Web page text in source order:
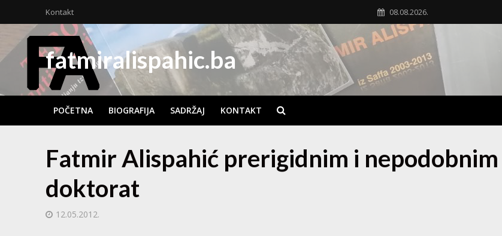
Kontakt 08.08.2026.
fatmiralispahic.ba
POČETNA BIOGRAFIJA SADRŽAJ KONTAKT
Fatmir Alispahić prerigidnim i nepodobnim
doktorat
12.05.2012.